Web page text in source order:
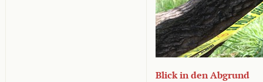
Blick in den Abgrund